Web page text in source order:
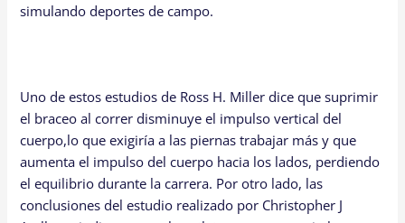
simulando deportes de campo.
Uno de estos estudios de Ross H. Miller dice que suprimir
el braceo al correr disminuye el impulso vertical del
cuerpo,lo que exigiría a las piernas trabajar más y que
aumenta el impulso del cuerpo hacia los lados, perdiendo
el equilibrio durante la carrera. Por otro lado, las
conclusiones del estudio realizado por Christopher J